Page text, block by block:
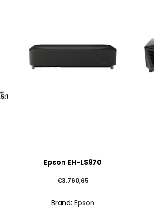
Epson EH-LS970
€3.760,65
Brand: Epson